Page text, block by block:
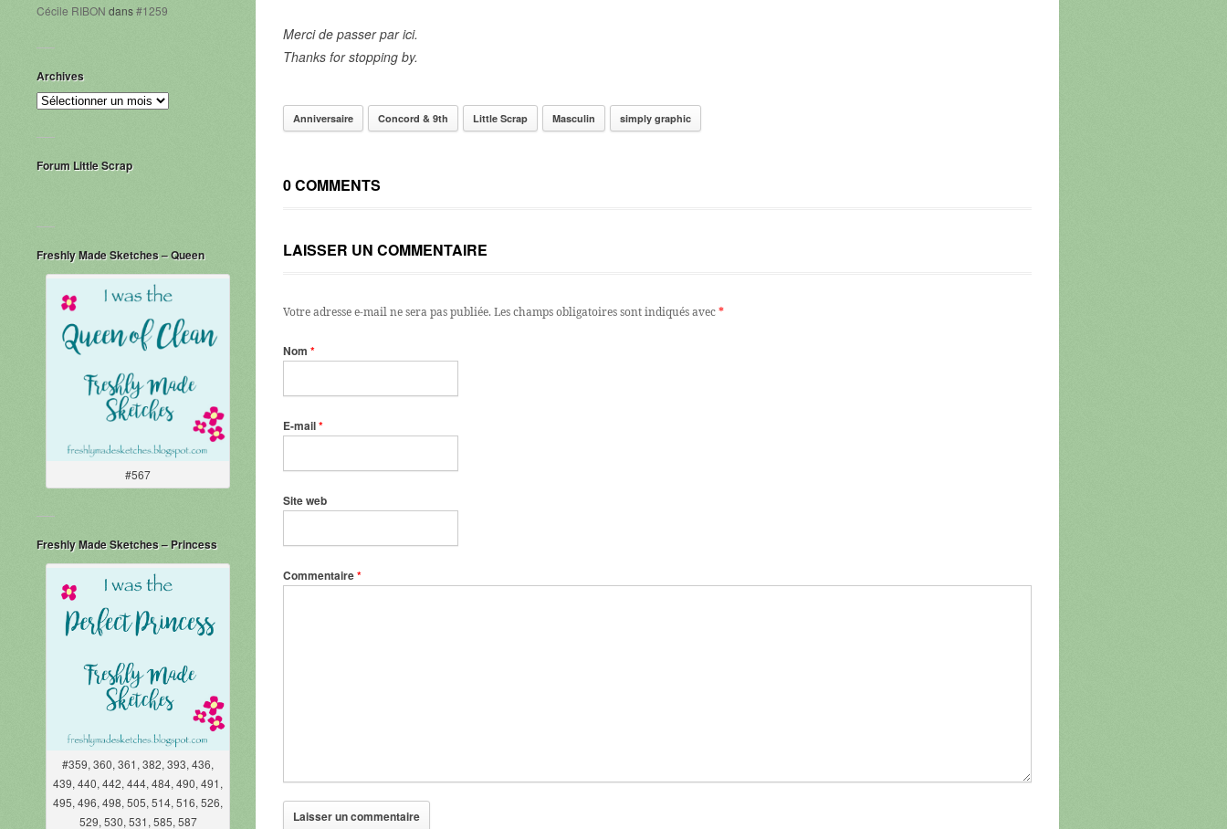
Cécile RIBON dans#1259
Archives
Archives
Forum Little Scrap
Freshly Made Sketches – Queen
#567
Freshly Made Sketches – Princess
#359, 360, 361, 382, 393, 436,
439, 440, 442, 444, 484, 490, 491,
495, 496, 498, 505, 514, 516, 526,
529, 530, 531, 585, 587
Merci de passer par ici.
Thanks for stopping by.
Anniversaire Concord & 9th Little Scrap Masculin simply graphic
0 COMMENTS
LAISSER UN COMMENTAIRE
Votre adresse e-mail ne sera pas publiée. Les champs obligatoires sont indiqués avec*
Nom *
E-mail*
Site web
Commentaire*